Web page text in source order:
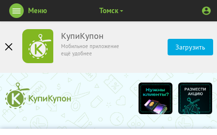
КупиКупон
Мобильное приложение
ещё удобнее
Загрузить
Меню Томск